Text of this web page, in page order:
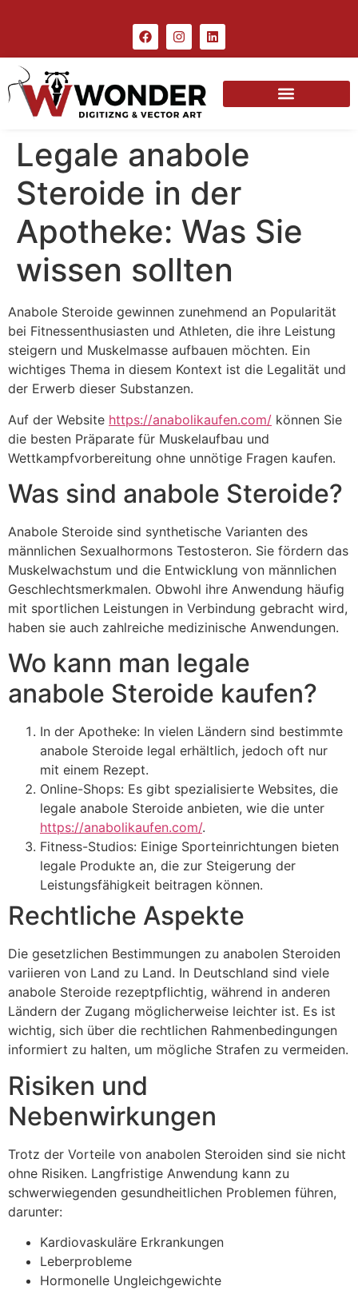
Legale anabole
Steroide in der
Apotheke: Was Sie
wissen sollten
Anabole Steroide gewinnen zunehmend an Popularität
bei Fitnessenthusiasten und Athleten, die ihre Leistung
steigern und Muskelmasse aufbauen möchten. Ein
wichtiges Thema in diesem Kontext ist die Legalität und
der Erwerb dieser Substanzen.
Auf der Website https://anabolikaufen.com/ können Sie
die besten Präparate für Muskelaufbau und
Wettkampfvorbereitung ohne unnötige Fragen kaufen.
Was sind anabole Steroide?
Anabole Steroide sind synthetische Varianten des
männlichen Sexualhormons Testosteron. Sie fördern das
Muskelwachstum und die Entwicklung von männlichen
Geschlechtsmerkmalen. Obwohl ihre Anwendung häufig
mit sportlichen Leistungen in Verbindung gebracht wird,
haben sie auch zahlreiche medizinische Anwendungen.
Wo kann man legale
anabole Steroide kaufen?
In der Apotheke: In vielen Ländern sind bestimmte
anabole Steroide legal erhältlich, jedoch oft nur
mit einem Rezept.
Online-Shops: Es gibt spezialisierte Websites, die
legale anabole Steroide anbieten, wie die unter
https://anabolikaufen.com/.
Fitness-Studios: Einige Sporteinrichtungen bieten
legale Produkte an, die zur Steigerung der
Leistungsfähigkeit beitragen können.
Rechtliche Aspekte
Die gesetzlichen Bestimmungen zu anabolen Steroiden
variieren von Land zu Land. In Deutschland sind viele
anabole Steroide rezeptpflichtig, während in anderen
Ländern der Zugang möglicherweise leichter ist. Es ist
wichtig, sich über die rechtlichen Rahmenbedingungen
informiert zu halten, um mögliche Strafen zu vermeiden.
Risiken und
Nebenwirkungen
Trotz der Vorteile von anabolen Steroiden sind sie nicht
ohne Risiken. Langfristige Anwendung kann zu
schwerwiegenden gesundheitlichen Problemen führen,
darunter:
Kardiovaskuläre Erkrankungen
Leberprobleme
Hormonelle Ungleichgewichte